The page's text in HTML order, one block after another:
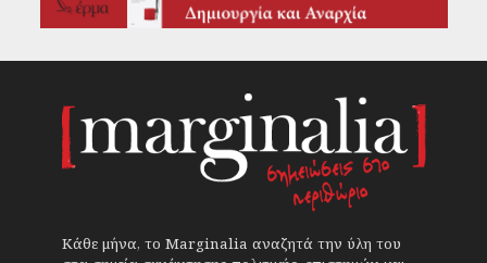
Κάθε μήνα, το Marginalia αναζητά την ύλη του